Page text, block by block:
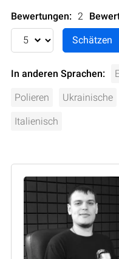
Bewertungen: 2
In anderen Sprachen:
Polieren Ukrainische
Italienisch